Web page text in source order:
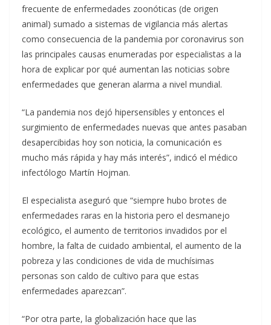
frecuente de enfermedades zoonóticas (de origen
animal) sumado a sistemas de vigilancia más alertas
como consecuencia de la pandemia por coronavirus son
las principales causas enumeradas por especialistas a la
hora de explicar por qué aumentan las noticias sobre
enfermedades que generan alarma a nivel mundial.
“La pandemia nos dejó hipersensibles y entonces el
surgimiento de enfermedades nuevas que antes pasaban
desapercibidas hoy son noticia, la comunicación es
mucho más rápida y hay más interés”, indicó el médico
infectólogo Martín Hojman.
El especialista aseguró que “siempre hubo brotes de
enfermedades raras en la historia pero el desmanejo
ecológico, el aumento de territorios invadidos por el
hombre, la falta de cuidado ambiental, el aumento de la
pobreza y las condiciones de vida de muchísimas
personas son caldo de cultivo para que estas
enfermedades aparezcan”.
“Por otra parte, la globalización hace que las